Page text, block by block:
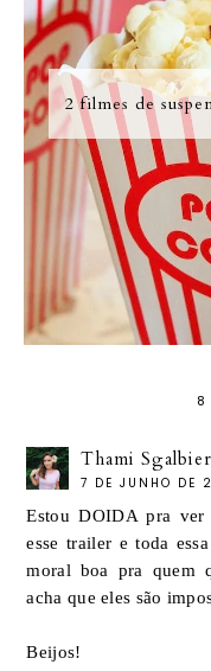
2 filmes de
8
Thami
7 DE JUNHO DE
Estou DOIDA pra
esse trailer e toda
moral boa pra quem
acha que eles são
Beijos!